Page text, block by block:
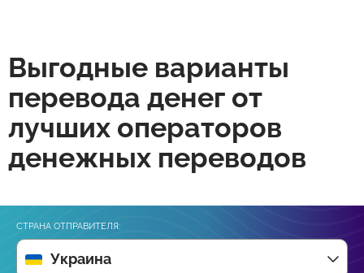
Выгодные варианты
перевода денег от
лучших операторов
денежных переводов
СТРАНА ОТПРАВИТЕЛЯ:
Украина